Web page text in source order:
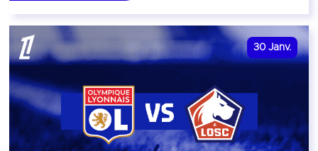
30 Janv.